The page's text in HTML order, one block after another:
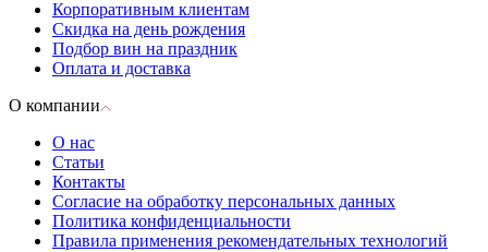
Корпоративным клиентам
Скидка на день рождения
Подбор вин на праздник
Оплата и доставка
О компании
О нас
Статьи
Контакты
Согласие на обработку персональных данных
Политика конфиденциальности
Правила применения рекомендательных технологий